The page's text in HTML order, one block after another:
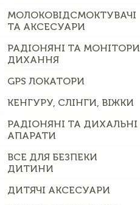
МОЛОКОВІДСМОКТУВАЧІ
ТА АКСЕСУАРИ
РАДІОНЯНІ ТА МОНІТОРИ
ДИХАННЯ
GPS ЛОКАТОРИ
КЕНГУРУ, СЛІНГИ, ВІЖКИ
РАДІОНЯНІ ТА ДИХАЛЬНІ
АПАРАТИ
ВСЕ ДЛЯ БЕЗПЕКИ
ДИТИНИ
ДИТЯЧІ АКСЕСУАРИ